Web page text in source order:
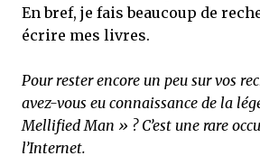
En bref, je fais beaucoup de
écrire mes livres.
Pour rester encore un peu sur vos
avez-vous eu connaissance de la
Mellified Man » ? C’est une rare
l’Internet.